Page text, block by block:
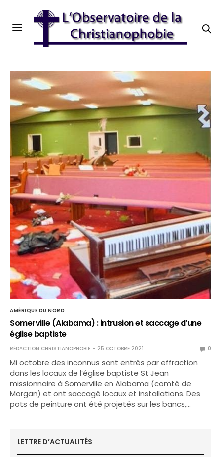
AMÉRIQUE DU NORD
Somerville (Alabama) : intrusion et saccage d’une
église baptiste
RÉDACTION CHRISTIANOPHOBIE 25 OCTOBRE 2021 0
Mi octobre des inconnus sont entrés par effraction
dans les locaux de l’église baptiste St Jean
missionnaire à Somerville en Alabama (comté de
Morgan) et ont saccagé locaux et installations. Des
pots de peinture ont été projetés sur les bancs,…
LETTRE D’ACTUALITÉS